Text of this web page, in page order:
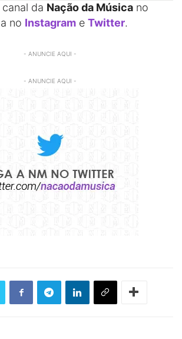
da Nação da Música no
no Instagram e Twitter.
- ANUNCIE AQUI -
- ANUNCIE AQUI -